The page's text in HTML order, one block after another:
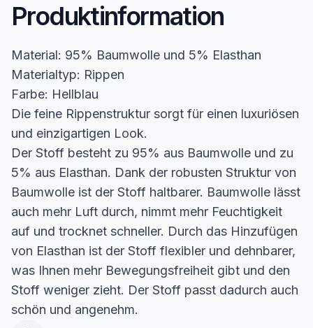
Produktinformation
Material: 95% Baumwolle und 5% Elasthan
Materialtyp: Rippen
Farbe: Hellblau
Die feine Rippenstruktur sorgt für einen luxuriösen
und einzigartigen Look.
Der Stoff besteht zu 95% aus Baumwolle und zu
5% aus Elasthan. Dank der robusten Struktur von
Baumwolle ist der Stoff haltbarer. Baumwolle lässt
auch mehr Luft durch, nimmt mehr Feuchtigkeit
auf und trocknet schneller. Durch das Hinzufügen
von Elasthan ist der Stoff flexibler und dehnbarer,
was Ihnen mehr Bewegungsfreiheit gibt und den
Stoff weniger zieht. Der Stoff passt dadurch auch
schön und angenehm.